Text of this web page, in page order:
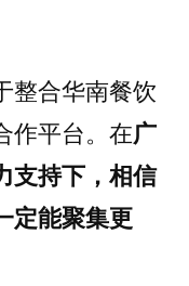
整合华南餐饮
作平台。在广
支持下，相信
定能聚集更